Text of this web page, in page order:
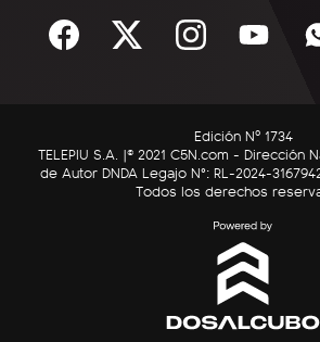
Sociedad
C5N Autos
RatingCero
Términos y condiciones
Edición Nº 1734
TELEPIU S.A. |© 2021 C5N.com - Dirección
de Autor DNDA Legajo N°: RL-2024-
Todos los derechos